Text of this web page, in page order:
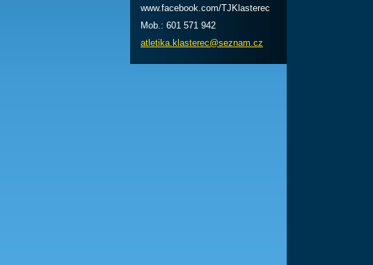
www.facebook.com/TJKlasterec
Mob.: 601 571 942
atletika.klasterec@seznam.cz